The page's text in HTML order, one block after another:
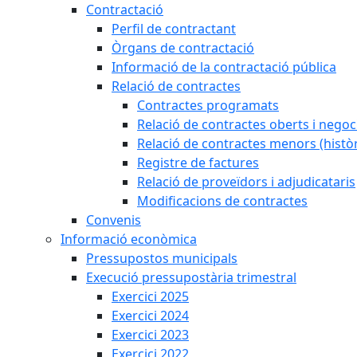
Contractació
Perfil de contractant
Òrgans de contractació
Informació de la contractació pública
Relació de contractes
Contractes programats
Relació de contractes oberts i
Relació de contractes menors
Registre de factures
Relació de proveïdors i adjudicataris
Modificacions de contractes
Convenis
Informació econòmica
Pressupostos municipals
Execució pressupostària trimestral
Exercici 2025
Exercici 2024
Exercici 2023